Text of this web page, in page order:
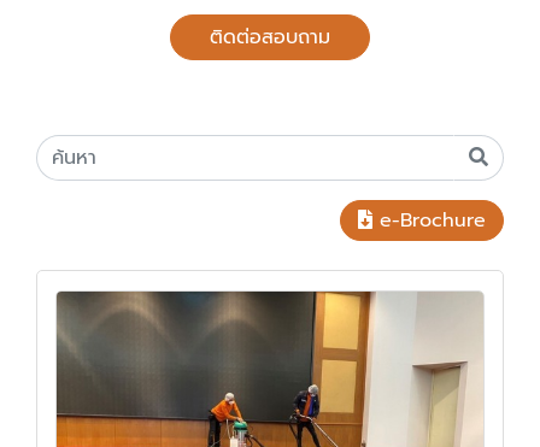
ติดต่อสอบถาม
e-Brochure